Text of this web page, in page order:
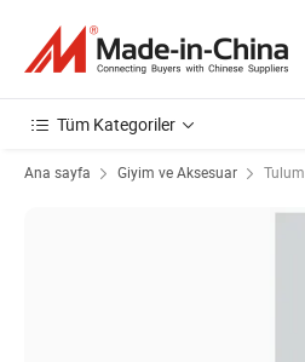
Tüm Kategoriler
Ana sayfa Giyim ve Aksesuar Tulum